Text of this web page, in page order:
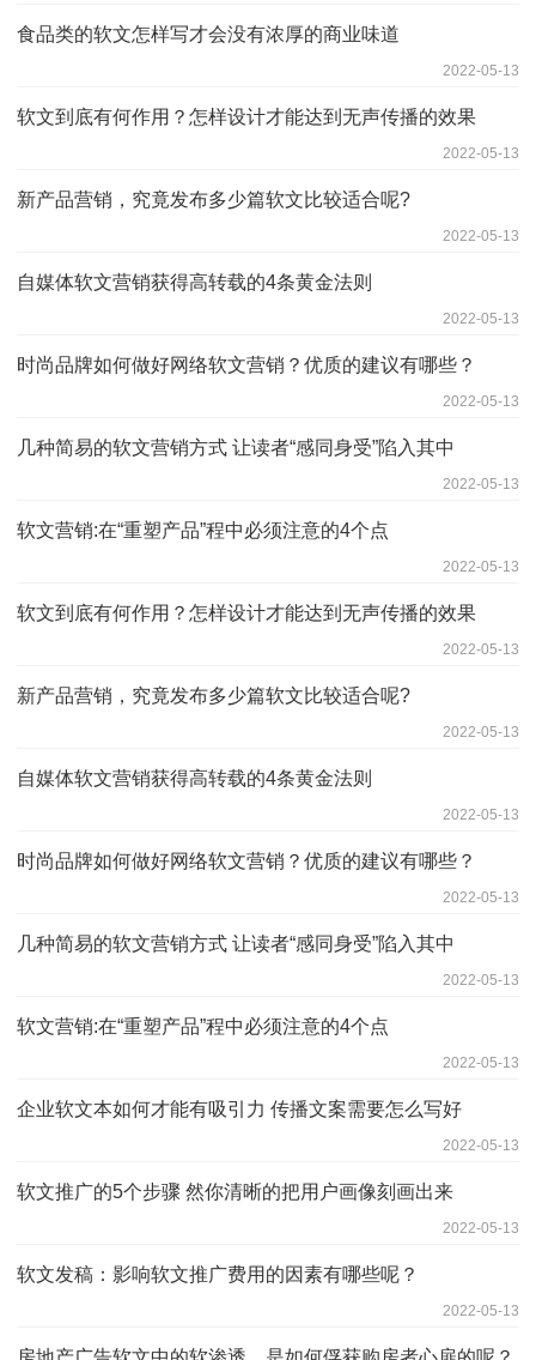
食品类的软文怎样写才会没有浓厚的商业味道
2022-05-13
软文到底有何作用？怎样设计才能达到无声传播的效果
2022-05-13
新产品营销，究竟发布多少篇软文比较适合呢?
2022-05-13
自媒体软文营销获得高转载的4条黄金法则
2022-05-13
时尚品牌如何做好网络软文营销？优质的建议有哪些？
2022-05-13
几种简易的软文营销方式 让读者“感同身受”陷入其中
2022-05-13
软文营销:在“重塑产品”程中必须注意的4个点
2022-05-13
软文到底有何作用？怎样设计才能达到无声传播的效果
2022-05-13
新产品营销，究竟发布多少篇软文比较适合呢?
2022-05-13
自媒体软文营销获得高转载的4条黄金法则
2022-05-13
时尚品牌如何做好网络软文营销？优质的建议有哪些？
2022-05-13
几种简易的软文营销方式 让读者“感同身受”陷入其中
2022-05-13
软文营销:在“重塑产品”程中必须注意的4个点
2022-05-13
企业软文本如何才能有吸引力 传播文案需要怎么写好
2022-05-13
软文推广的5个步骤 然你清晰的把用户画像刻画出来
2022-05-13
软文发稿：影响软文推广费用的因素有哪些呢？
2022-05-13